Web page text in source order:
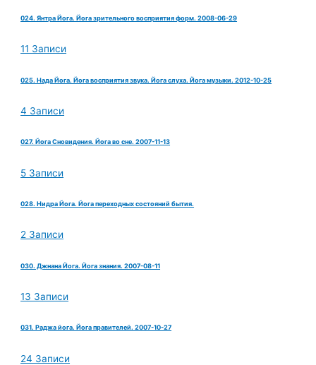
024. Янтра Йога. Йога зрительного восприятия форм. 2008-06-29
11 Записи
025. Нада Йога. Йога восприятия звука. Йога слуха. Йога музыки. 2012-10-25
4 Записи
027. Йога Сновидения. Йога во сне. 2007-11-13
5 Записи
028. Нидра Йога. Йога переходных состояний бытия.
2 Записи
030. Джнана Йога. Йога знания. 2007-08-11
13 Записи
031. Раджа йога. Йога правителей. 2007-10-27
24 Записи